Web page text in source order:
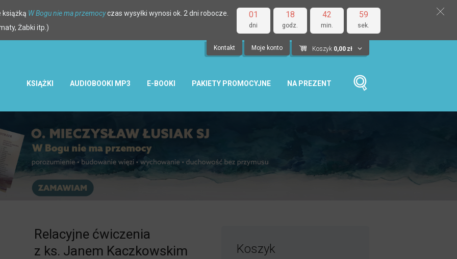
01
dni
18
godz.
42
min.
58
sek.
książką W Bogu nie ma przemocyczas wysyłki wynosi ok. 2 dni robocze.
Żabki itp.)
Kontakt Moje konto Koszyk 0,00 zł
KSIĄŻKI AUDIOBOOKI MP3 E-BOOKI PAKIETY PROMOCYJNE NA PREZENT
Relacyjne ćwiczenia
z ks. Janem Kaczkowskim
Koszyk